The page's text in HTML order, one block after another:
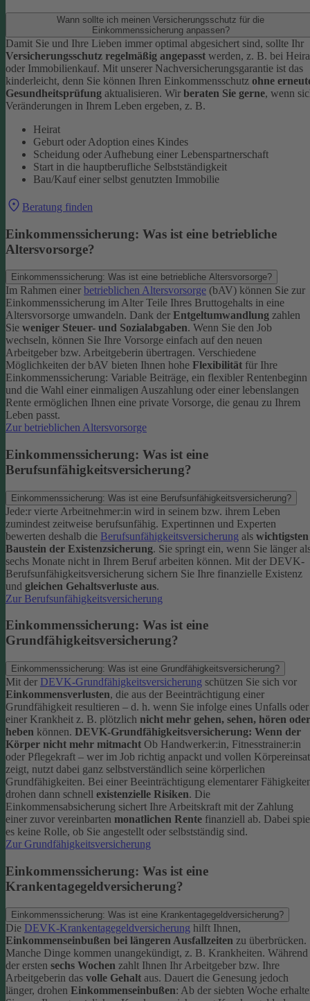
Wann sollte ich meinen Versicherungsschutz für die
Einkommenssicherung anpassen?
Damit Sie und Ihre Lieben immer optimal abgesichert sind, sollte Ihr
Versicherungsschutz regelmäßig angepasst werden, z. B. bei
oder Immobilienkauf. Mit unserer Nachversicherungsgarantie ist das
kinderleicht, denn Sie können Ihren Einkommensschutz ohne
Gesundheitsprüfung aktualisieren. Wir beraten Sie gerne, wenn
Veränderungen in Ihrem Leben ergeben, z. B.
Heirat
Geburt oder Adoption eines Kindes
Scheidung oder Aufhebung einer Lebenspartnerschaft
Start in die hauptberufliche Selbstständigkeit
Bau/Kauf einer selbst genutzten Immobilie
Beratung finden
Einkommenssicherung: Was ist eine betriebliche
Altersvorsorge?
Einkommenssicherung: Was ist eine betriebliche Altersvorsorge?
Im Rahmen einer betrieblichen Altersvorsorge (bAV) können Sie zur
Einkommenssicherung im Alter Teile Ihres Bruttogehalts in eine
Altersvorsorge umwandeln. Dank der Entgeltumwandlung zahlen
Sie weniger Steuer- und Sozialabgaben. Wenn Sie den Job
wechseln, können Sie Ihre Vorsorge einfach auf den neuen
Arbeitgeber bzw. Arbeitgeberin übertragen. Verschiedene
Möglichkeiten der bAV bieten Ihnen hohe Flexibilität für Ihre
Einkommenssicherung: Variable Beiträge, ein flexibler Rentenbeginn
und die Wahl einer einmaligen Auszahlung oder einer lebenslangen
Rente ermöglichen Ihnen eine private Vorsorge, die genau zu Ihrem
Leben passt.
Zur betrieblichen Altersvorsorge
Einkommenssicherung: Was ist eine
Berufsunfähigkeitsversicherung?
Einkommenssicherung: Was ist eine Berufsunfähigkeitsversicherung?
Jede:r vierte Arbeitnehmer:in wird in seinem bzw. ihrem Leben
zumindest zeitweise berufsunfähig. Expertinnen und Experten
bewerten deshalb die Berufsunfähigkeitsversicherung als wichtigsten
Baustein der Existenzsicherung. Sie springt ein, wenn Sie länger
sechs Monate nicht in Ihrem Beruf arbeiten können. Mit der DEVK-
Berufsunfähigkeitsversicherung sichern Sie Ihre finanzielle Existenz
und gleichen Gehaltsverluste aus.
Zur Berufsunfähigkeitsversicherung
Einkommenssicherung: Was ist eine
Grundfähigkeitsversicherung?
Einkommenssicherung: Was ist eine Grundfähigkeitsversicherung?
Mit der DEVK-Grundfähigkeitsversicherung schützen Sie sich vor
Einkommensverlusten, die aus der Beeinträchtigung einer
Grundfähigkeit resultieren – d. h. wenn Sie infolge eines Unfalls oder
einer Krankheit z. B. plötzlich nicht mehr gehen, sehen, hören oder
heben können. DEVK-Grundfähigkeitsversicherung: Wenn der
Körper nicht mehr mitmacht Ob Handwerker:in, Fitnesstrainer:in
oder Pflegekraft – wer im Job richtig anpackt und vollen
zeigt, nutzt dabei ganz selbstverständlich seine körperlichen
Grundfähigkeiten. Bei einer Beeinträchtigung elementarer
drohen dann schnell existenzielle Risiken. Die
Einkommensabsicherung sichert Ihre Arbeitskraft mit der Zahlung
einer zuvor vereinbarten monatlichen Rente finanziell ab. Dabei
es keine Rolle, ob Sie angestellt oder selbstständig sind.
Zur Grundfähigkeitsversicherung
Einkommenssicherung: Was ist eine
Krankentagegeldversicherung?
Einkommenssicherung: Was ist eine Krankentagegeldversicherung?
Die DEVK-Krankentagegeldversicherung hilft Ihnen,
Einkommenseinbußen bei längeren Ausfallzeiten zu überbrücken.
Manche Dinge kommen unangekündigt, z. B. Krankheiten. Während
der ersten sechs Wochen zahlt Ihnen Ihr Arbeitgeber bzw. Ihre
Arbeitgeberin das volle Gehalt aus. Dauert die Genesung jedoch
länger, drohen Einkommenseinbußen: Ab der siebten Woche